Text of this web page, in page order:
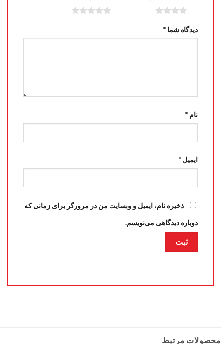
دیدگاه شما *
نام *
ایمیل *
ذخیره نام، ایمیل و وبسایت من در مرورگر برای زمانی که
دوباره دیدگاهی می‌نویسم.
محصولات مرتبط